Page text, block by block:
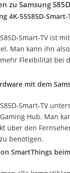
zu Samsung
4K-55S85D-
Smart-TV ist
Man kann ihn
Flexibilität bei
mit dem
Smart-TV
Hub. Man
über den
benötigen.
SmartThings